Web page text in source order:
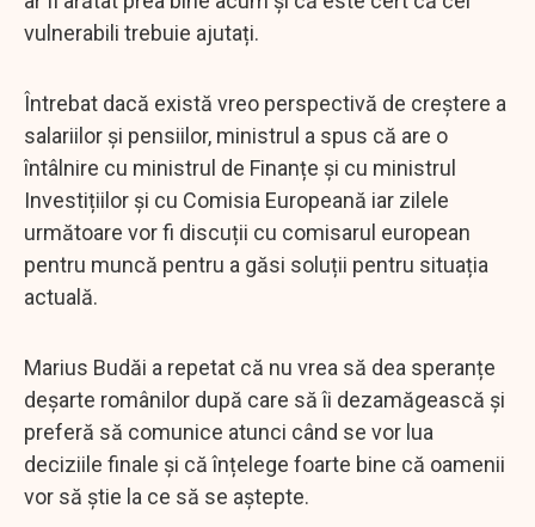
vulnerabili trebuie ajutați.
Întrebat dacă există vreo perspectivă de creștere a
salariilor și pensiilor, ministrul a spus că are o
întâlnire cu ministrul de Finanțe și cu ministrul
Investițiilor și cu Comisia Europeană iar zilele
următoare vor fi discuții cu comisarul european
pentru muncă pentru a găsi soluții pentru situația
actuală.
Marius Budăi a repetat că nu vrea să dea speranțe
deșarte românilor după care să îi dezamăgească și
preferă să comunice atunci când se vor lua
deciziile finale și că înțelege foarte bine că oamenii
vor să știe la ce să se aștepte.